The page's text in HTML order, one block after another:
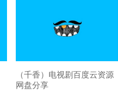
（千香）电视剧百度云资源
网盘分享